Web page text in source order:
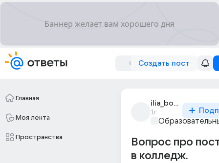
Создать пост
Главная
Моя лента
Пространства
ilia_borisov_1932
1г
Вопрос про
в колледж.